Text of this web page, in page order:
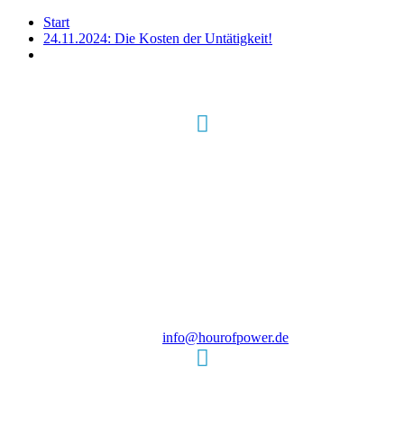
Start
24.11.2024: Die Kosten der Untätigkeit!
info@hourofpower.de